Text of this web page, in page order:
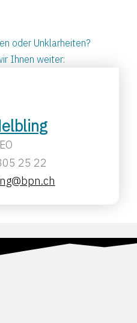
oder Unklarheiten?
Ihnen weiter:
25 22